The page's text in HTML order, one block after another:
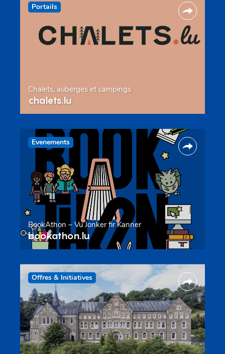
Portails
Chalets, auberges et campings
chalets.lu
Evenements
BookAthon – Vu Jonker fir Kanner
bookathon.lu
Offres & Initiatives